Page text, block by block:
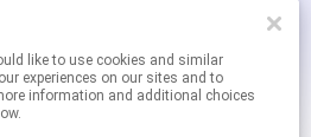
experiences on our sites and to
information and additional choices
ダウンロードする